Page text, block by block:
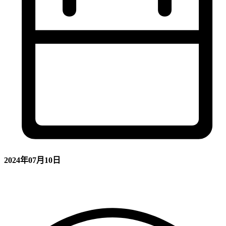
2024年07月10日